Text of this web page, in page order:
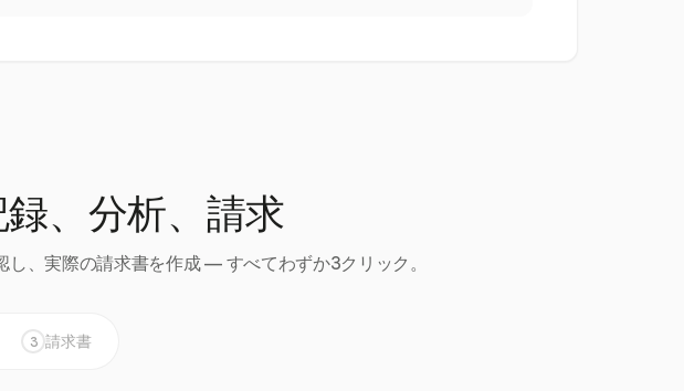
、分析、請求
、実際の請求書を作成 — すべてわずか3クリック。
3 請求書